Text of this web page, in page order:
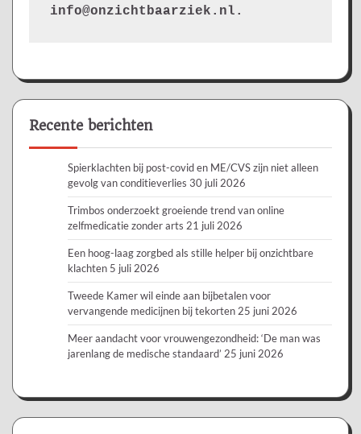
info@onzichtbaarziek.nl.
Recente berichten
Spierklachten bij post-covid en ME/CVS zijn niet alleen
gevolg van conditieverlies 30 juli 2026
Trimbos onderzoekt groeiende trend van online
zelfmedicatie zonder arts 21 juli 2026
Een hoog-laag zorgbed als stille helper bij onzichtbare
klachten 5 juli 2026
Tweede Kamer wil einde aan bijbetalen voor
vervangende medicijnen bij tekorten25 juni 2026
Meer aandacht voor vrouwengezondheid: ‘De man was
jarenlang de medische standaard’ 25 juni 2026